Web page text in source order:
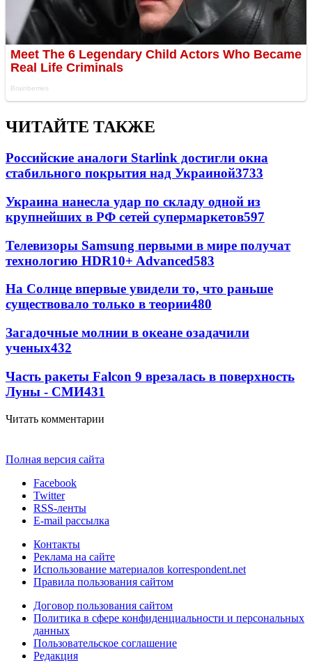
ЧИТАЙТЕ ТАКЖЕ
Российские аналоги Starlink достигли окна
стабильного покрытия над Украиной3733
Украина нанесла удар по складу одной из
крупнейших в РФ сетей супермаркетов597
Телевизоры Samsung первыми в мире получат
технологию HDR10+ Advanced583
На Солнце впервые увидели то, что раньше
существовало только в теории480
Загадочные молнии в океане озадачили
ученых432
Часть ракеты Falcon 9 врезалась в поверхность
Луны - СМИ431
Читать комментарии
Полная версия сайта
Facebook
Twitter
RSS-ленты
E-mail рассылка
Контакты
Реклама на сайте
Использование материалов korrespondent.net
Правила пользования сайтом
Договор пользования сайтом
Политика в сфере конфиденциальности и персональных
данных
Пользовательское соглашение
Редакция